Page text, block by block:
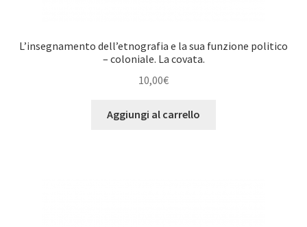
L’insegnamento dell’etnografia e la sua funzione politico
– coloniale. La covata.
10,00€
Aggiungi al carrello